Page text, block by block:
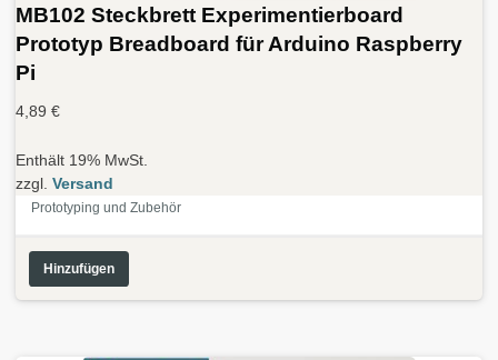
MB102 Steckbrett Experimentierboard
Prototyp Breadboard für Arduino Raspberry
Pi
4,89 €
Enthält 19% MwSt.
zzgl. Versand
Prototyping und Zubehör
Hinzufügen